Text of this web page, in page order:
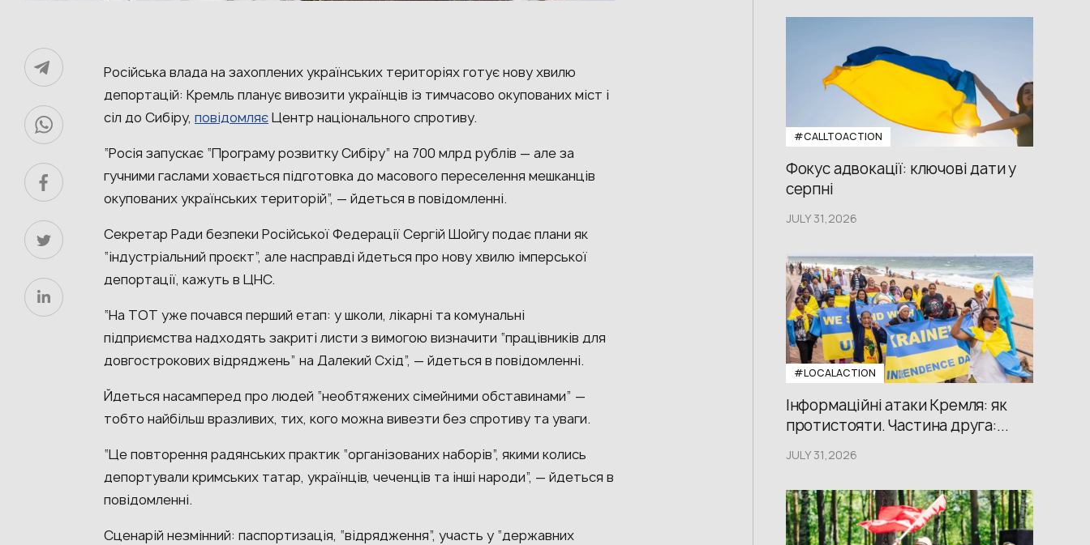
Російська влада на захоплених українських територіях готує нову хвилю
депортацій: Кремль планує вивозити українців із тимчасово окупованих міст і
сіл до Сибіру, повідомляєЦентр національного спротиву.
“Росія запускає “Програму розвитку Сибіру” на 700 млрд рублів — але за
гучними гаслами ховається підготовка до масового переселення мешканців
окупованих українських територій”, — йдеться в повідомленні.
Секретар Ради безпеки Російської Федерації Сергій Шойгу подає плани як
“індустріальний проєкт”, але насправді йдеться про нову хвилю імперської
депортації, кажуть в ЦНС.
“На ТОТ уже почався перший етап: у школи, лікарні та комунальні
підприємства надходять закриті листи з вимогою визначити “працівників для
довгострокових відряджень” на Далекий Схід”, — йдеться в повідомленні.
Йдеться насамперед про людей “необтяжених сімейними обставинами” —
тобто найбільш вразливих, тих, кого можна вивезти без спротиву та уваги.
“Це повторення радянських практик “організованих наборів”, якими колись
депортували кримських татар, українців, чеченців та інші народи”, — йдеться в
повідомленні.
Сценарій незмінний: паспортизація, “відрядження”, участь у “державних
#CALLTOACTION
Фокус адвокації: ключові дати у
серпні
JULY 31,2026
#LOCALACTION
Інформаційні атаки Кремля: як
протистояти. Частина друга:...
JULY 31,2026